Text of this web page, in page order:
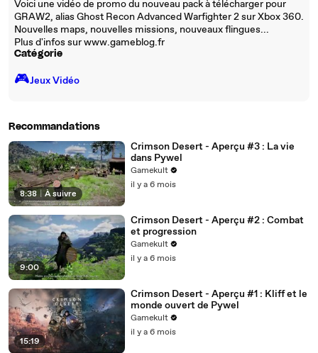
Voici une vidéo de promo du nouveau pack à télécharger pour
GRAW2, alias Ghost Recon Advanced Warfighter 2 sur Xbox 360.
Nouvelles maps, nouvelles missions, nouveaux flingues...
Plus d'infos sur www.gameblog.fr
Catégorie
🎮️Jeux Vidéo
Recommandations
8:38 À suivre
Crimson Desert - Aperçu #3 : La vie
dans Pywel
Gamekult
il y a 6 mois
9:00
Crimson Desert - Aperçu #2 : Combat
et progression
Gamekult
il y a 6 mois
15:19
Crimson Desert - Aperçu #1 : Kliff et le
monde ouvert de Pywel
Gamekult
il y a 6 mois